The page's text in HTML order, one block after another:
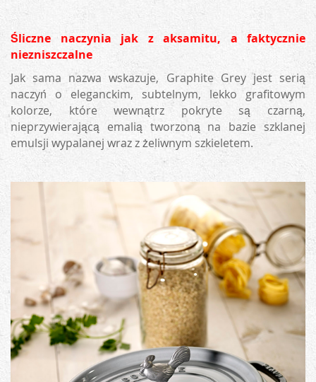
Śliczne naczynia jak z aksamitu, a faktycznie
niezniszczalne
Jak sama nazwa wskazuje, Graphite Grey jest serią
naczyń o eleganckim, subtelnym, lekko grafitowym
kolorze, które wewnątrz pokryte są czarną,
nieprzywierającą emalią tworzoną na bazie szklanej
emulsji wypalanej wraz z żeliwnym szkieletem.